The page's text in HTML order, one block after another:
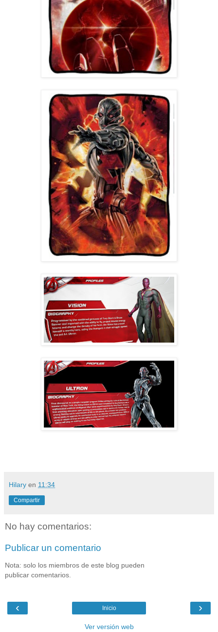
Hilary en 11:34
Compartir
No hay comentarios:
Publicar un comentario
Nota: solo los miembros de este blog pueden
publicar comentarios.
‹ ›
Inicio
Ver versión web